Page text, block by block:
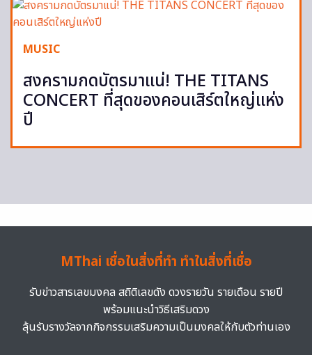
MUSIC
สงครามกดบัตรมาแน่! THE TITANS
CONCERT ที่สุดของคอนเสิร์ตใหญ่แห่ง
ปี
MThai เชื่อในสิ่งที่ทำ ทำในสิ่งที่เชื่อ
รับข่าวสารเลขมงคล สถิติเลขดัง ดวงรายวัน รายเดือน รายปี
พร้อมแนะนำวิธีเสริมดวง
ลุ้นรับรางวัลจากกิจกรรมเสริมความเป็นมงคลให้กับตัวท่านเอง